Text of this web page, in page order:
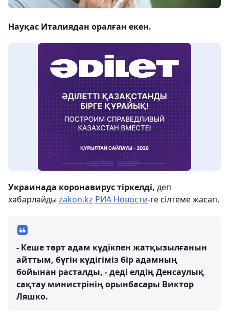
Науқас Италиядан оралған екен.
Украинада коронавирус тіркелді, деп
хабарлайды zakon.kz РИА Новости-ге сілтеме жасап.
- Кеше төрт адам күдікпен жатқызылғанын
айттым, бүгін күдігіміз бір адамның
бойынан расталды, - деді елдің Денсаулық
сақтау министрінің орынбасары Виктор
Ляшко.